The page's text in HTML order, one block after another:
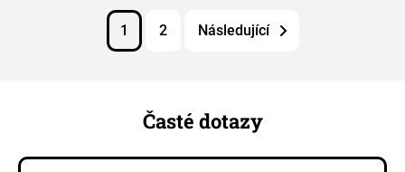
1 2 Následující
Časté dotazy